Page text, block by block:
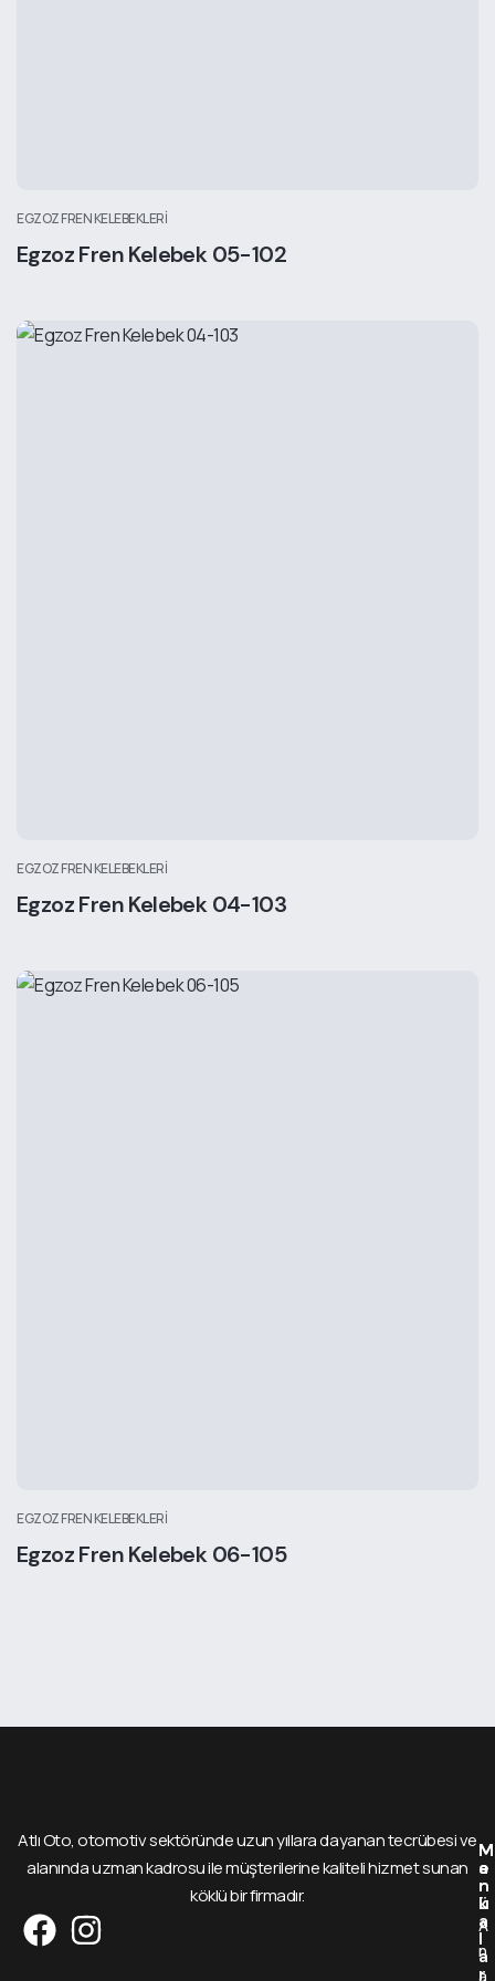
EGZOZ FREN KELEBEKLERI
Egzoz Fren Kelebek 05-102
EGZOZ FREN KELEBEKLERI
Egzoz Fren Kelebek 04-103
EGZOZ FREN KELEBEKLERI
Egzoz Fren Kelebek 06-105
Atlı Oto, otomotiv sektöründe uzun yıllara dayanan tecrübesi ve
alanında uzman kadrosu ile müşterilerine kaliteli hizmet sunan
köklü bir firmadır.
M
e
n
ü
A
n
a
M
a
r
k
a
l
a
r